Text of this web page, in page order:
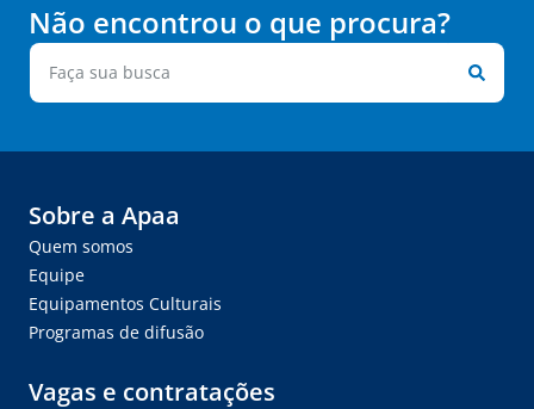
Não encontrou o que procura?
Sobre a Apaa
Quem somos
Equipe
Equipamentos Culturais
Programas de difusão
Vagas e contratações